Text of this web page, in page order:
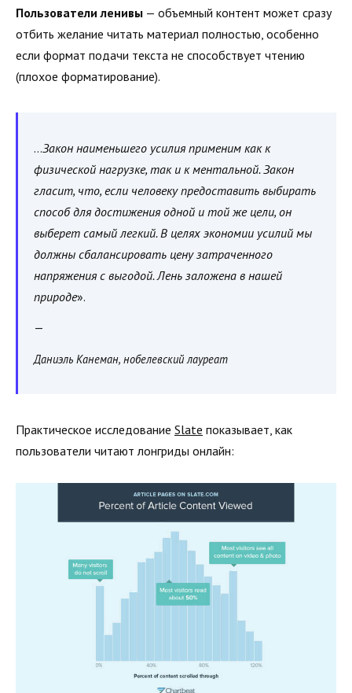
Пользователи ленивы — объемный контент может сразу
отбить желание читать материал полностью, особенно
если формат подачи текста не способствует чтению
(плохое форматирование).
…Закон наименьшего усилия применим как к
физической нагрузке, так и к ментальной. Закон
гласит, что, если человеку предоставить выбирать
способ для достижения одной и той же цели, он
выберет самый легкий. В целях экономии усилий мы
должны сбалансировать цену затраченного
напряжения с выгодой. Лень заложена в нашей
природе».
—
Даниэль Канеман, нобелевский лауреат
Практическое исследование Slate показывает, как
пользователи читают лонгриды онлайн: